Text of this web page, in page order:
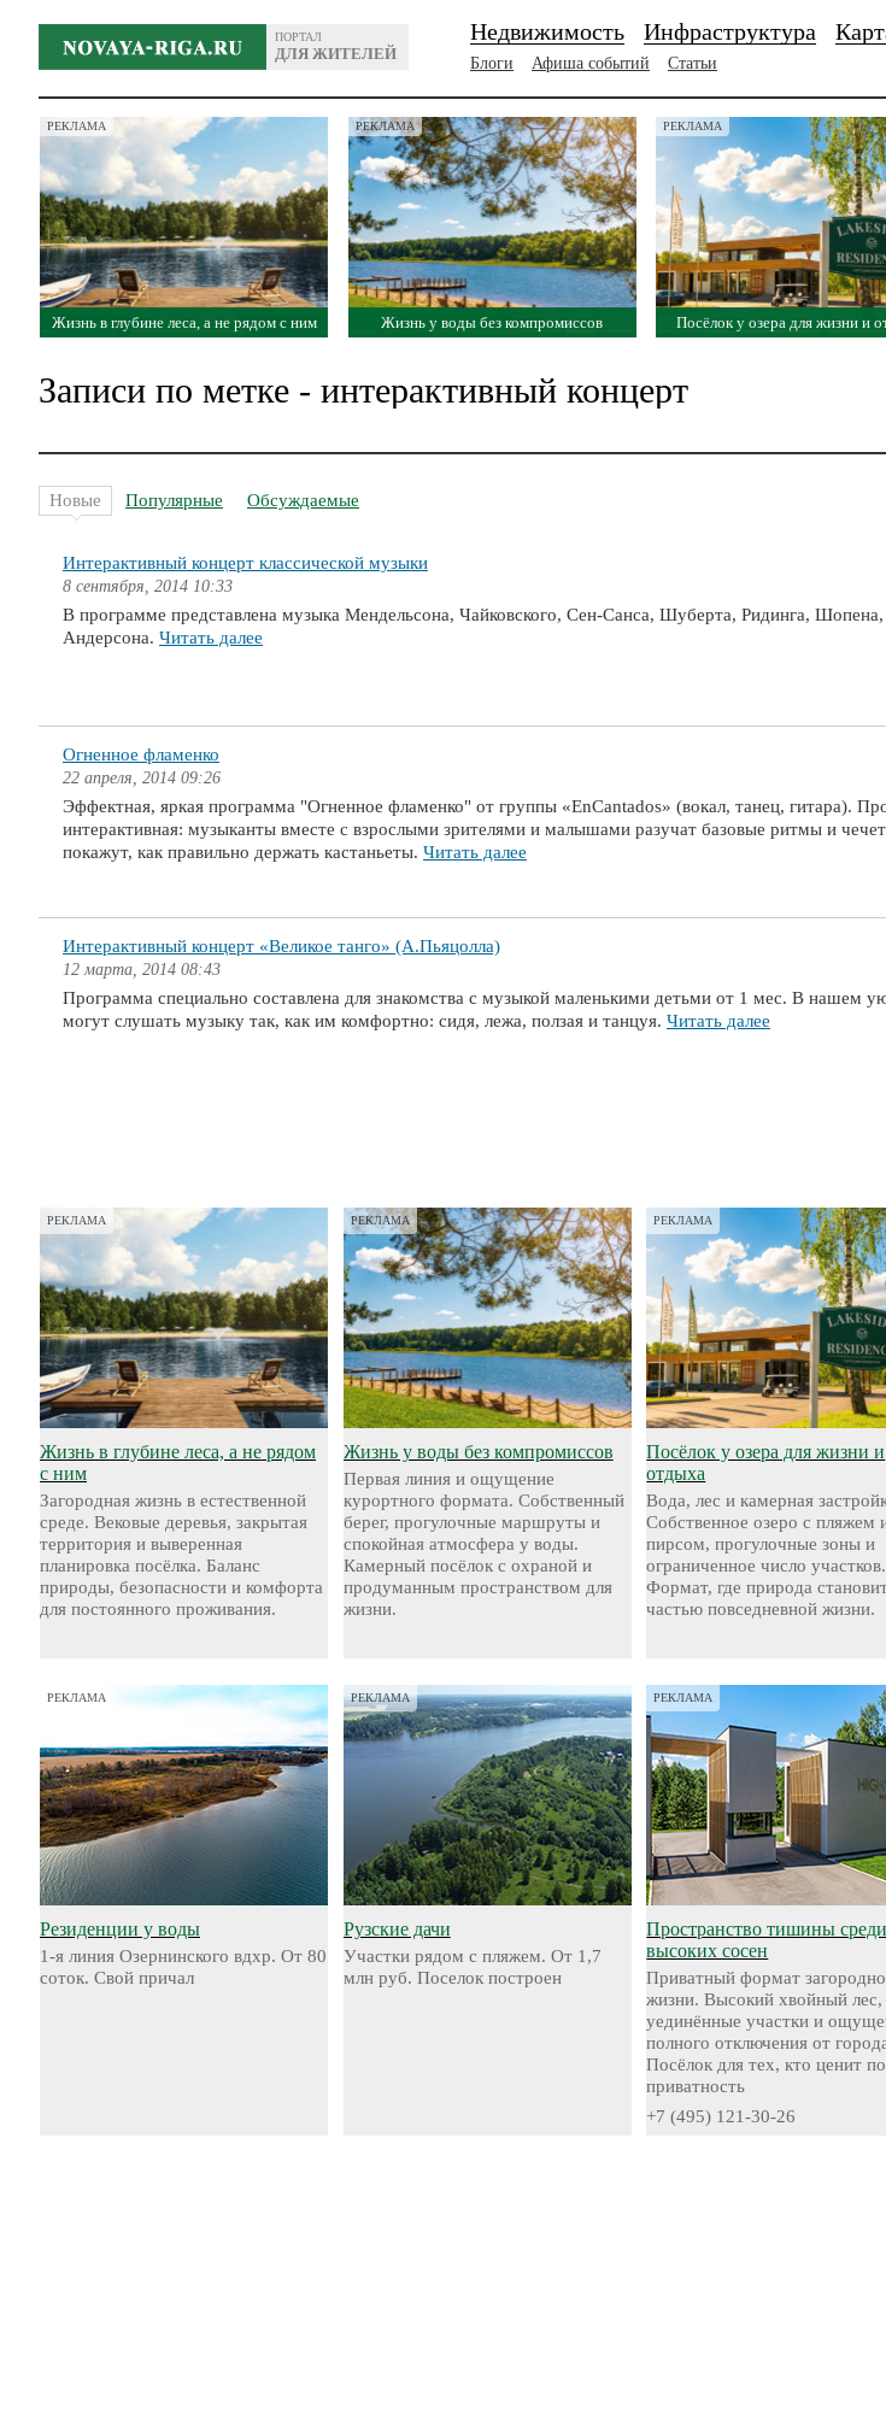
ПОРТАЛ
ДЛЯ ЖИТЕЛЕЙ
Недвижимость Инфраструктура
Блоги Афиша событий Статьи
РЕКЛАМА
Жизнь в глубине леса, а не рядом с ним
РЕКЛАМА
Жизнь у воды без компромиссов
РЕКЛАМА
Посёлок у озера для жизни и
Записи по метке - интерактивный концерт
Новые Популярные Обсуждаемые
Интерактивный концерт классической музыки
8 сентября, 2014 10:33
В программе представлена музыка Мендельсона, Чайковского, Сен-Санса, Шуберта, Ридинга, Шопена,
Андерсона. Читать далее
Огненное фламенко
22 апреля, 2014 09:26
Эффектная, яркая программа "Огненное фламенко" от группы «EnСantados» (вокал, танец, гитара).
интерактивная: музыканты вместе с взрослыми зрителями и малышами разучат базовые ритмы и
покажут, как правильно держать кастаньеты. Читать далее
Интерактивный концерт «Великое танго» (А.Пьяцолла)
12 марта, 2014 08:43
Программа специально составлена для знакомства с музыкой маленькими детьми от 1 мес. В нашем
могут слушать музыку так, как им комфортно: сидя, лежа, ползая и танцуя. Читать далее
РЕКЛАМА
Жизнь в глубине леса, а не рядом
с ним
Загородная жизнь в естественной
среде. Вековые деревья, закрытая
территория и выверенная
планировка посёлка. Баланс
природы, безопасности и комфорта
для постоянного проживания.
РЕКЛАМА
Жизнь у воды без компромиссов
Первая линия и ощущение
курортного формата. Собственный
берег, прогулочные маршруты и
спокойная атмосфера у воды.
Камерный посёлок с охраной и
продуманным пространством для
жизни.
РЕКЛАМА
Посёлок у озера для жизни и
отдыха
Вода, лес и камерная
Собственное озеро с пляжем
пирсом, прогулочные зоны и
ограниченное число участков.
Формат, где природа
частью повседневной жизни.
РЕКЛАМА
Резиденции у воды
1-я линия Озернинского вдхр. От 80
соток. Свой причал
РЕКЛАМА
Рузские дачи
Участки рядом с пляжем. От 1,7
млн руб. Поселок построен
РЕКЛАМА
Пространство тишины среди
высоких сосен
Приватный формат
жизни. Высокий хвойный лес,
уединённые участки и
полного отключения от
Посёлок для тех, кто ценит
приватность
+7 (495) 121-30-26